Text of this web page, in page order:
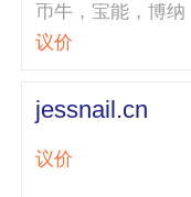
币牛，宝能，博纳
议价
jessnail.cn
议价